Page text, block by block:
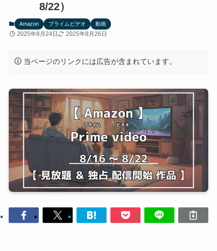
8/22）
Amazon プライムビデオ 動画
2025年8月24日 2025年8月26日
当ページのリンクには広告が含まれています。